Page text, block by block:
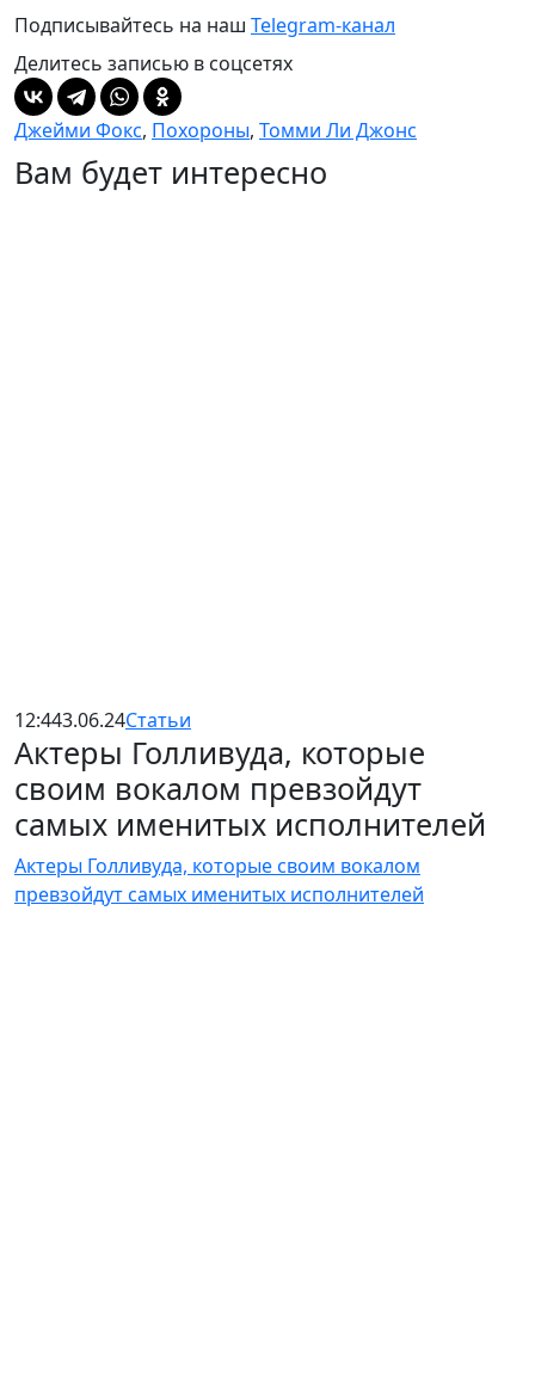
Подписывайтесь на наш Telegram-канал
Делитесь записью в соцсетях
Джейми Фокс, Похороны, Томми Ли Джонс
Вам будет интересно
12:443.06.24Статьи
Актеры Голливуда, которые
своим вокалом превзойдут
самых именитых исполнителей
Актеры Голливуда, которые своим вокалом
превзойдут самых именитых исполнителей